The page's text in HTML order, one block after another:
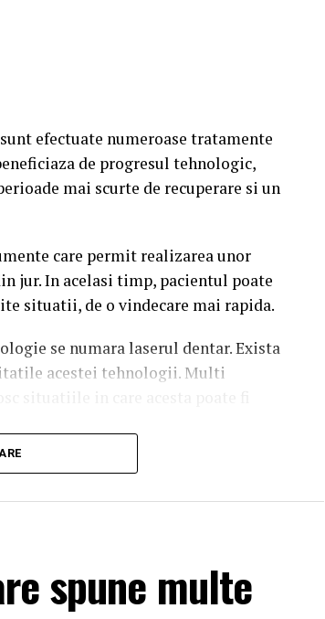
efectuate numeroase tratamente
de progresul tehnologic,
mai scurte de recuperare si un
care permit realizarea unor
jur. In acelasi timp, pacientul poate
situatii, de o vindecare mai rapida.
se numara laserul dentar. Exista
acestei tehnologii. Multi
concentrate de lumina pentru
In functie de tipul procedurii si de
in cadrul mai multor interventii
spune multe